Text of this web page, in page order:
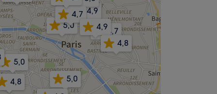
4,9
5,0
4,7
5,0
4,7
4,8
5,0
4,9
4,8